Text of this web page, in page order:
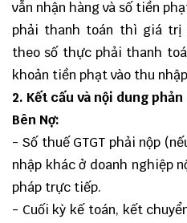
vẫn nhận hàng và số tiền
phải thanh toán thì giá trị
theo số thực phải thanh
khoản tiền phạt vào thu
2. Kết cấu và nội dung
Bên Nợ:
- Số thuế GTGT phải nộp
nhập khác ở doanh nghiệp
pháp trực tiếp.
- Cuối kỳ kế toán, kết